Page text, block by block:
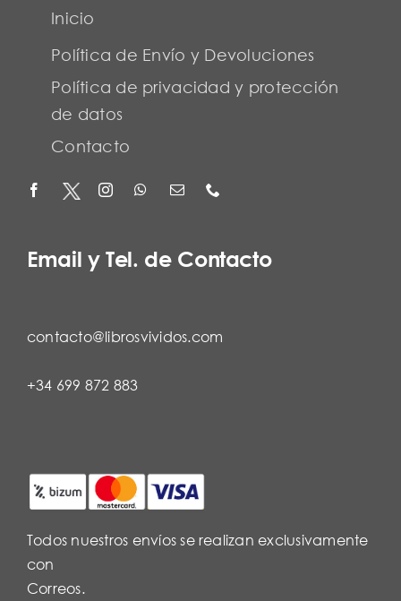
Inicio
Política de Envío y Devoluciones
Política de privacidad y protección
de datos
Contacto
Email y Tel. de Contacto
contacto@librosvividos.com
+34 699 872 883
Todos nuestros envíos se realizan exclusivamente
con
Correos.